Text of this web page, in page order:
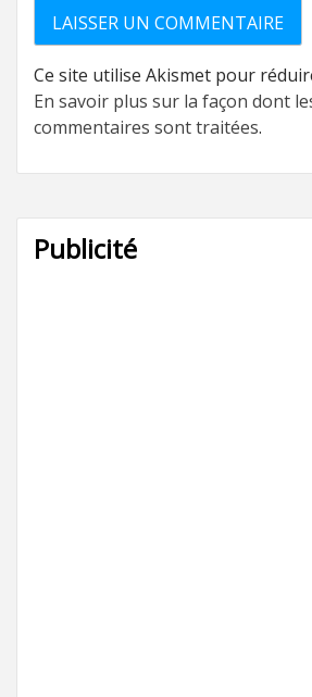
Ce site utilise Akismet pour
En savoir plus sur la façon dont
commentaires sont traitées.
Publicité